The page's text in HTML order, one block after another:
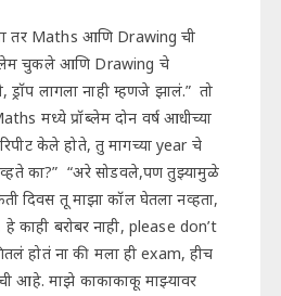
तर Maths आणि Drawing ची
चुकले आणि Drawing चे
लागला नाही म्हणजे झालं.” तो
मध्ये प्रॉब्लेम दोन वर्ष आधीच्या
केले होते, तु मागच्या year चे
का?” “अरे सोडवले,पण तुझ्यामुळे
दिवस तू माझा कॉल घेतला नव्हता,
बरोबर नाही, please don’t
होतं ना की मला ही exam, हीच
आहे. माझे काकाकाकू माझ्यावर